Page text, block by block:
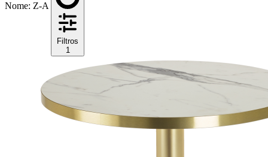
Nome: Z-A
Filtros
1